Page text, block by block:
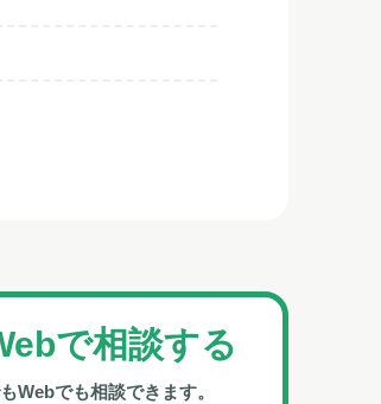
で相談する
Webでも相談できます。